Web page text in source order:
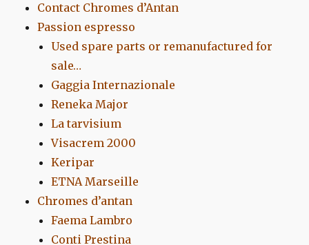
Contact Chromes d’Antan
Passion espresso
Used spare parts or remanufactured for
sale…
Gaggia Internazionale
Reneka Major
La tarvisium
Visacrem 2000
Keripar
ETNA Marseille
Chromes d’antan
Faema Lambro
Conti Prestina